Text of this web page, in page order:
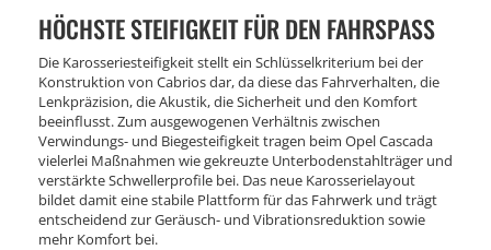
HÖCHSTE STEIFIGKEIT FÜR DEN FAHRSPASS
Die Karosseriesteifigkeit stellt ein Schlüsselkriterium bei der
Konstruktion von Cabrios dar, da diese das Fahrverhalten, die
Lenkpräzision, die Akustik, die Sicherheit und den Komfort
beeinflusst. Zum ausgewogenen Verhältnis zwischen
Verwindungs- und Biegesteifigkeit tragen beim Opel Cascada
vielerlei Maßnahmen wie gekreuzte Unterbodenstahlträger und
verstärkte Schwellerprofile bei. Das neue Karosserielayout
bildet damit eine stabile Plattform für das Fahrwerk und trägt
entscheidend zur Geräusch- und Vibrationsreduktion sowie
mehr Komfort bei.